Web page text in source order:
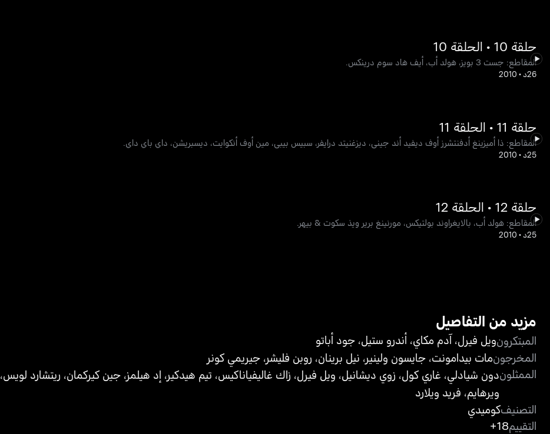
حلقة 10 • الحلقة 10
المقاطع: جست 3 بويز، هولد أب، أيف هاد سوم درينكس.
26د •
2010
حلقة 11 • الحلقة 11
المقاطع: ذا أميزينغ أدفنتشرز أوف ديفيد أند جيني، ديزغنيتد درايفر، سبيس بيبي، مين أوف أنكوايت، ديسبريشن، داي باي داي.
25د •
2010
حلقة 12 • الحلقة 12
المقاطع: هولد أب، بالايغراوند بولتيكس، مورنينغ برير ويذ سكوت & بيهر.
25د •
2010
مزيد من التفاصيل
المبتكرونويل فيرل،آدم مكاي، أندرو ستيل، جود أباتو
المخرجونمات بيدامونت، جايسون ولينير، نيل برينان، روبن فليشر، جيريمي كونر
الممثلوندون شيادلي، غاري كول، زوي ديشانيل، ويل فيرل، زاك غاليفياناكيس، تيم هيدكير، إد هيلمز، جين كيركمان، ريتشارد لويس،
ويرهايم، فريد ويلارد
التصنيفكوميدي
التقييم18+